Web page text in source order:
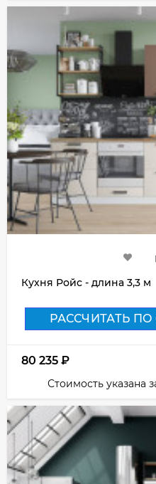
Кухня Ройс - длина 3,3 м
РАССЧИТАТЬ
80 235 ₽
Стоимость указана